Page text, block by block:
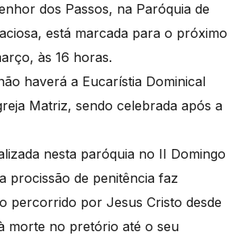
dos Passos, na Paróquia de
está marcada para o próximo
às 16 horas.
haverá a Eucarístia Dominical
Matriz, sendo celebrada após a
nesta paróquia no II Domingo
procissão de penitência faz
percorrido por Jesus Cristo desde
morte no pretório até o seu